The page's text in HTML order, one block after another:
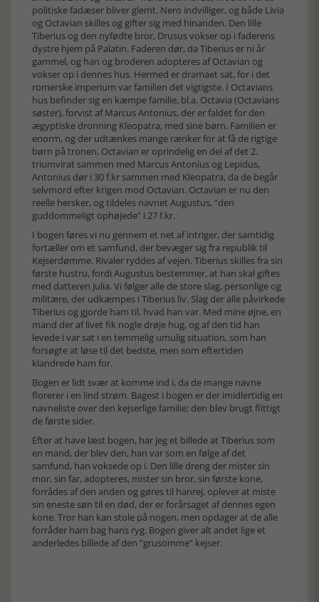
politiske fadæser bliver glemt. Nero indvilliger, og både Livia
og Octavian skilles og gifter sig med hinanden. Den lille
Tiberius og den nyfødte bror, Drusus vokser op i faderens
dystre hjem på Palatin. Faderen dør, da Tiberius er ni år
gammel, og han og broderen adopteres af Octavian og
vokser op i dennes hus. Hermed er dramaet sat, for i det
romerske imperium var familien det vigtigste. I Octavians
hus befinder sig en kæmpe familie, bl.a. Octavia (Octavians
søster), forvist af Marcus Antonius, der er faldet for den
ægyptiske dronning Kleopatra, med sine børn. Familien er
enorm, og der udtænkes mange rænker for at få de rigtige
børn på tronen. Octavian er oprindelig en del af det 2.
triumvirat sammen med Marcus Antonius og Lepidus,
Antonius dør i 30 f.kr sammen med Kleopatra, da de begår
selvmord efter krigen mod Octavian. Octavian er nu den
reelle hersker, og tildeles navnet Augustus, ”den
guddommeligt ophøjede” i 27 f.kr.
I bogen føres vi nu gennem et net af intriger, der samtidig
fortæller om et samfund, der bevæger sig fra republik til
Kejserdømme. Rivaler ryddes af vejen. Tiberius skilles fra sin
første hustru, fordi Augustus bestemmer, at han skal giftes
med datteren Julia. Vi følger alle de store slag, personlige og
militære, der udkæmpes i Tiberius liv. Slag der alle påvirkede
Tiberius og gjorde ham til, hvad han var. Med mine øjne, en
mand der af livet fik nogle drøje hug, og af den tid han
levede i var sat i en temmelig umulig situation, som han
forsøgte at løse til det bedste, men som eftertiden
klandrede ham for.
Bogen er lidt svær at komme ind i, da de mange navne
florerer i en lind strøm. Bagest i bogen er der imidlertidig en
navneliste over den kejserlige familie; den blev brugt flittigt
de første sider.
Efter at have læst bogen, har jeg et billede at Tiberius som
en mand, der blev den, han var som en følge af det
samfund, han voksede op i. Den lille dreng der mister sin
mor, sin far, adopteres, mister sin bror, sin første kone,
forrådes af den anden og gøres til hanrej, oplever at miste
sin eneste søn til en død, der er forårsaget af dennes egen
kone. Tror han kan stole på nogen, men opdager at de alle
forråder ham bag hans ryg. Bogen giver alt andet lige et
anderledes billede af den ”grusomme” kejser.